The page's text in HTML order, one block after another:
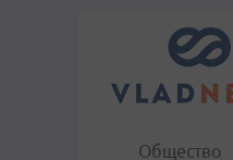
Общество